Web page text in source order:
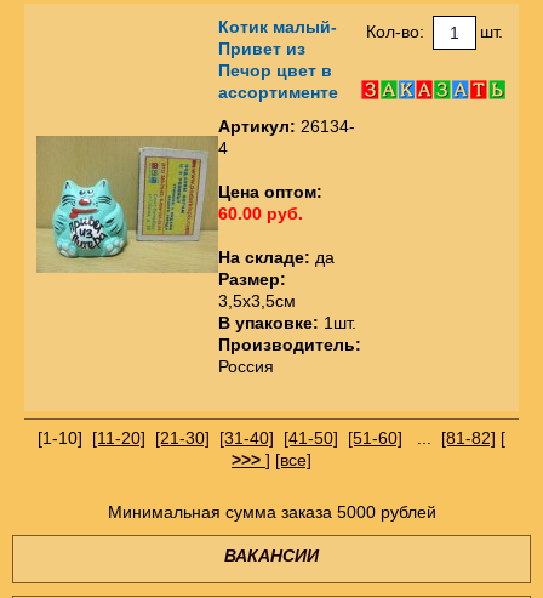
Котик малый-
Привет из
Печор цвет в
ассортименте
Артикул: 26134-
4
Цена оптом:
60.00 руб.
На складе: да
Размер:
3,5х3,5см
В упаковке: 1шт.
Производитель:
Россия
Кол-во: шт.
[1-10] [11-20] [21-30] [31-40] [41-50] [51-60] [81-82] [
>>> ] [все]
Минимальная сумма заказа 5000 рублей
ВАКАНСИИ